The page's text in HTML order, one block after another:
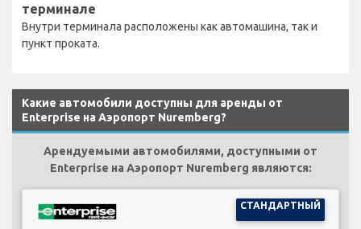
терминале
Внутри терминала расположены как автомашина, так и
пункт проката.
Какие автомобили доступны для аренды от
Enterprise на Аэропорт Nuremberg?
Арендуемыми автомобилями, доступными от
Enterprise на Аэропорт Nuremberg являются:
СТАНДАРТНЫЙ